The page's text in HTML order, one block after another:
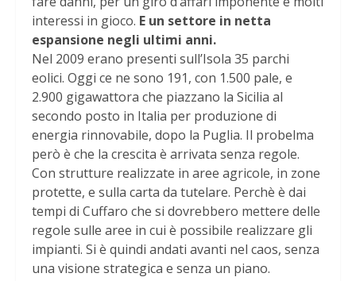
interessi in gioco. E un settore in netta
espansione negli ultimi anni.
Nel 2009 erano presenti sull’Isola 35 parchi
eolici. Oggi ce ne sono 191, con 1.500 pale, e
2.900 gigawattora che piazzano la Sicilia al
secondo posto in Italia per produzione di
energia rinnovabile, dopo la Puglia. Il probelma
però è che la crescita è arrivata senza regole.
Con strutture realizzate in aree agricole, in zone
protette, e sulla carta da tutelare. Perchè è dai
tempi di Cuffaro che si dovrebbero mettere delle
regole sulle aree in cui è possibile realizzare gli
impianti. Si è quindi andati avanti nel caos, senza
una visione strategica e senza un piano.